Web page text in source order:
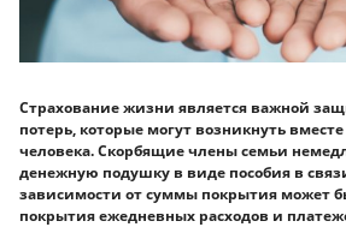
Страхование жизни является важной
потерь, которые могут возникнуть
человека. Скорбящие члены семьи
денежную подушку в виде пособия в
зависимости от суммы покрытия может
покрытия ежедневных расходов и